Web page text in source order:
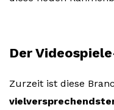
Der
Zurzeit ist diese